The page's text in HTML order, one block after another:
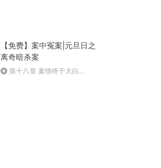
【免费】案中冤案|元旦日之
离奇暗杀案
第十八章 案情终于大白